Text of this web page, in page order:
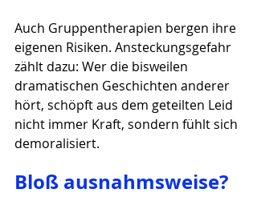
Auch Gruppentherapien bergen ihre
eigenen Risiken. Ansteckungsgefahr
zählt dazu: Wer die bisweilen
dramatischen Geschichten anderer
hört, schöpft aus dem geteilten Leid
nicht immer Kraft, sondern fühlt sich
demoralisiert.
Bloß ausnahmsweise?